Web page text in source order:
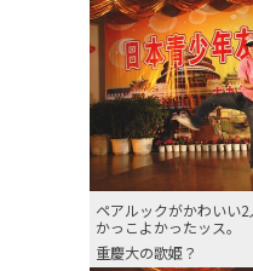
ペアルックがかわいい
かっこよかったッス。
重慶大の歌姫？